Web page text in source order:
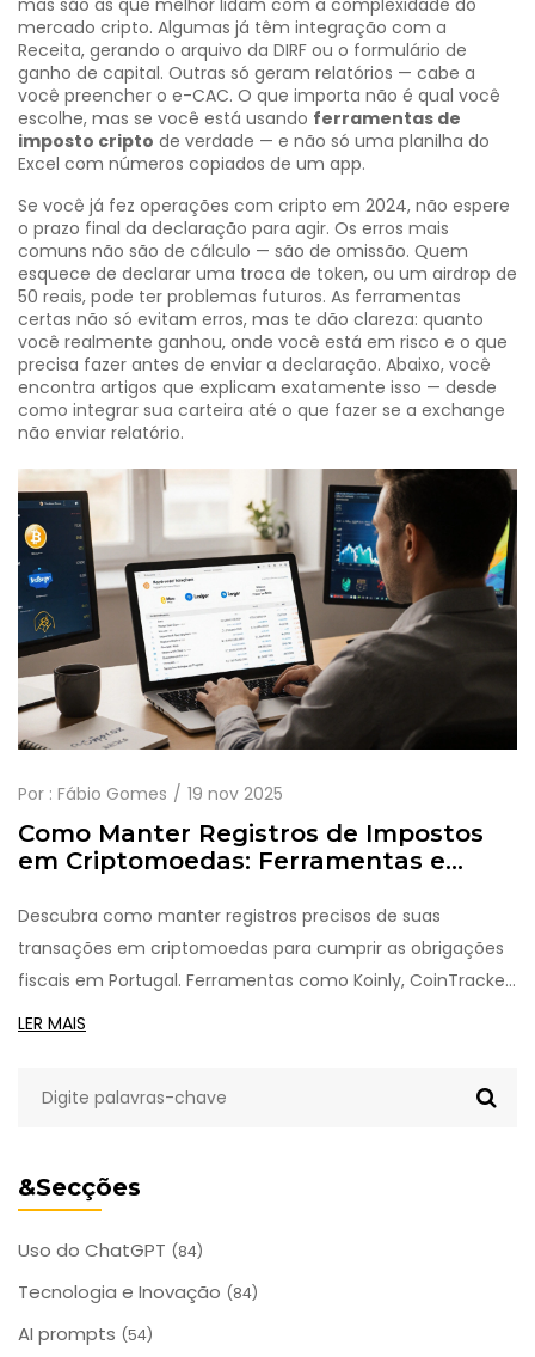
&Secções
Uso do ChatGPT (84)
Tecnologia e Inovação (84)
AI prompts (54)
mas são as que melhor lidam com a complexidade do
mercado cripto. Algumas já têm integração com a
Receita, gerando o arquivo da DIRF ou o formulário de
ganho de capital. Outras só geram relatórios — cabe a
você preencher o e-CAC. O que importa não é qual você
escolhe, mas se você está usando ferramentas de
imposto cripto de verdade — e não só uma planilha do
Excel com números copiados de um app.
Se você já fez operações com cripto em 2024, não espere
o prazo final da declaração para agir. Os erros mais
comuns não são de cálculo — são de omissão. Quem
esquece de declarar uma troca de token, ou um airdrop de
50 reais, pode ter problemas futuros. As ferramentas
certas não só evitam erros, mas te dão clareza: quanto
você realmente ganhou, onde você está em risco e o que
precisa fazer antes de enviar a declaração. Abaixo, você
encontra artigos que explicam exatamente isso — desde
como integrar sua carteira até o que fazer se a exchange
não enviar relatório.
Por : Fábio Gomes 19 nov 2025
Como Manter Registros de Impostos
em Criptomoedas: Ferramentas e
Descubra como manter registros precisos de suas
transações em criptomoedas para cumprir as obrigações
fiscais em Portugal. Ferramentas como Koinly, CoinTracker
e CoinLedger automatizam cálculos de impostos, evitam
LER MAIS